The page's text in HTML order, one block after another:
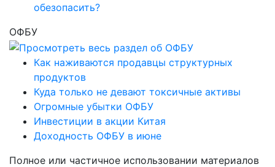
обезопасить?
ОФБУ
Как наживаются продавцы структурных
продуктов
Куда только не девают токсичные активы
Огромные убытки ОФБУ
Инвестиции в акции Китая
Доходность ОФБУ в июне
Полное или частичное использовании материалов